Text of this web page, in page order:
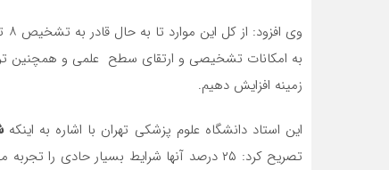
به امکانات تشخیصی و ارتقای سطح علمی و همچنین
زمینه افزایش دهیم.
این استاد دانشگاه علوم پزشکی تهران با اشاره به اینکه
تصریح کرد: ۲۵ درصد آنها شرایط بسیار حادی